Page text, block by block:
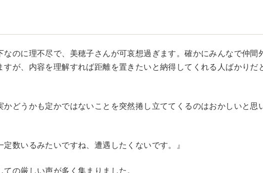
なのに理不尽で、美穂子さんが可哀想過ぎます。確かにみんなで仲間
すが、内容を理解すれば距離を置きたいと納得してくれる人ばかりだ
かどうかも定かではないことを突然捲し立ててくるのはおかしいと思
定数いるみたいですね、遭遇したくないです。』
の厳しい声が多く集まりました。